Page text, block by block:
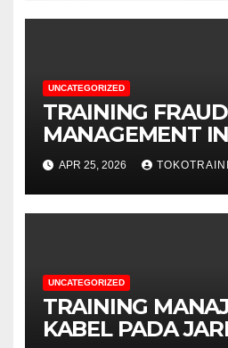
UNCATEGORIZED
TRAINING FRAUD
MANAGEMENT IN
BUSINESS
APR 25, 2026
UNCATEGORIZED
TRAINING
KABEL PADA